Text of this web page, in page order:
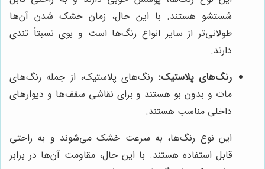
شستشو هستند. با این حال، زمان خشک شدن آن‌ها
طولانی‌تر از سایر انواع رنگ‌ها است و بوی نسبتاً تندی
دارند.
رنگ‌های پلاستیک: رنگ‌های پلاستیک، از جمله رنگ‌های
مات و بدون بو هستند و برای نقاشی سقف‌ها و دیوارهای
داخلی مناسب هستند.
این نوع رنگ‌ها، به سرعت خشک می‌شوند و به راحتی
قابل استفاده هستند. با این حال، مقاومت آن‌ها در برابر